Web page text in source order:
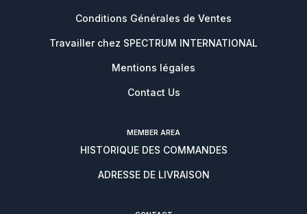
Conditions Générales de Ventes
Travailler chez SPECTRUM INTERNATIONAL
Mentions légales
Contact Us
MEMBER AREA
HISTORIQUE DES COMMANDES
ADRESSE DE LIVRAISON